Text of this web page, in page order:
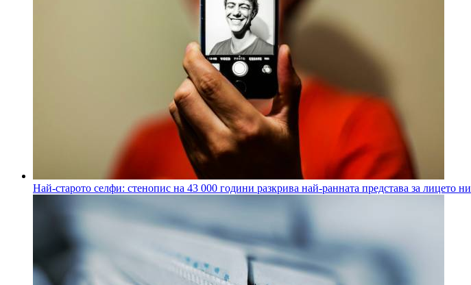
Най-старото селфи: стенопис на 43 000 години разкрива най-ранната представа за лицето ни